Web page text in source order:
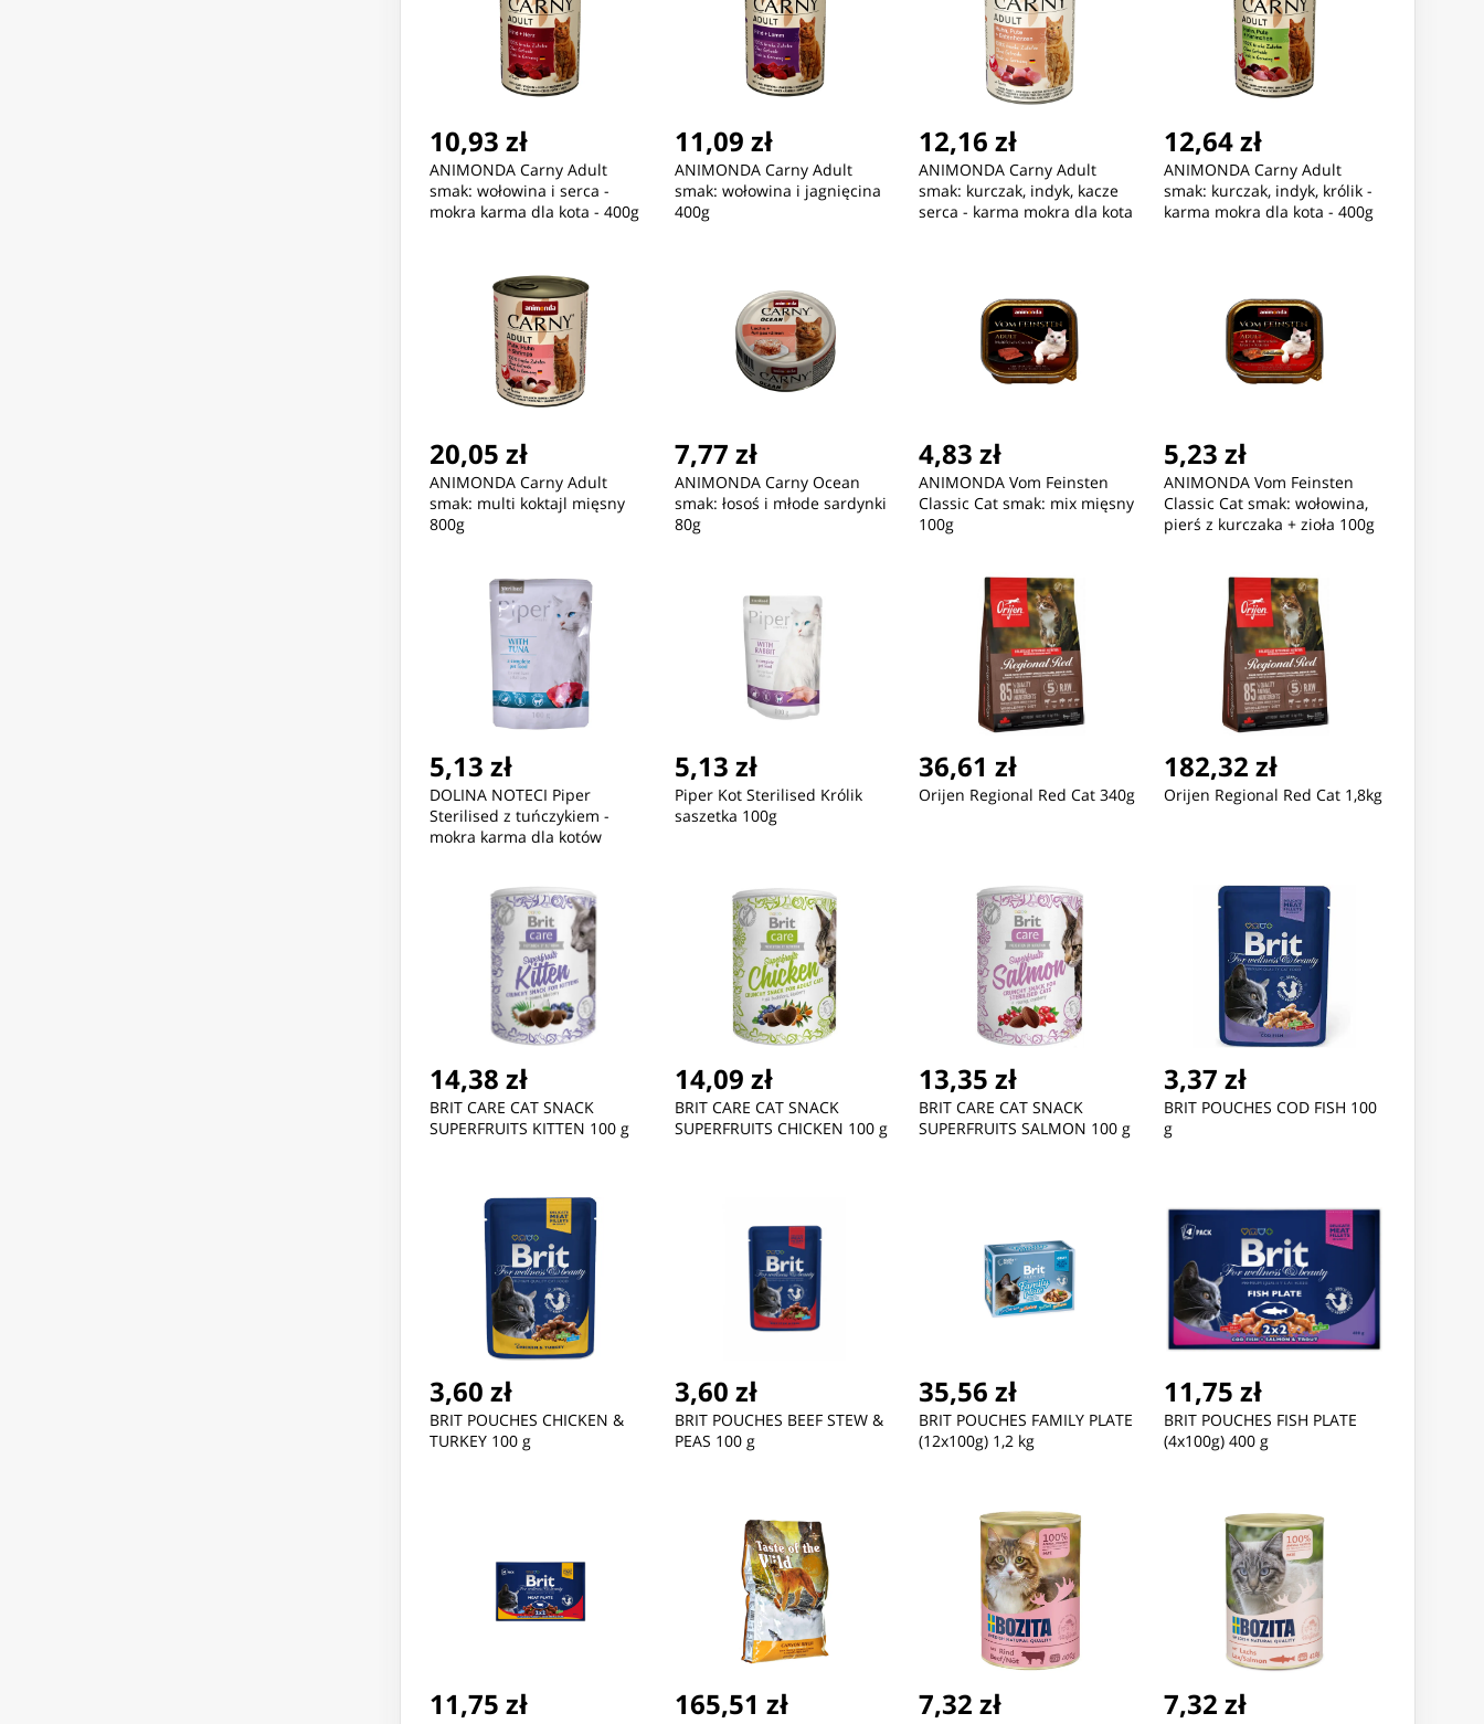
10,93 zł
ANIMONDA Carny Adult
smak: wołowina i serca -
mokra karma dla kota - 400g
11,09 zł
ANIMONDA Carny Adult
smak: wołowina i jagnięcina
400g
12,16 zł
ANIMONDA Carny Adult
smak: kurczak, indyk, kacze
serca - karma mokra dla kota
12,64 zł
ANIMONDA Carny Adult
smak: kurczak, indyk, królik -
karma mokra dla kota - 400g
20,05 zł
ANIMONDA Carny Adult
smak: multi koktajl mięsny
800g
7,77 zł
ANIMONDA Carny Ocean
smak: łosoś i młode sardynki
80g
4,83 zł
ANIMONDA Vom Feinsten
Classic Cat smak: mix mięsny
100g
5,23 zł
ANIMONDA Vom Feinsten
Classic Cat smak: wołowina,
pierś z kurczaka + zioła 100g
5,13 zł
DOLINA NOTECI Piper
Sterilised z tuńczykiem -
mokra karma dla kotów
5,13 zł
Piper Kot Sterilised Królik
saszetka 100g
36,61 zł
Orijen Regional Red Cat 340g
182,32 zł
Orijen Regional Red Cat 1,8kg
14,38 zł
BRIT CARE CAT SNACK
SUPERFRUITS KITTEN 100 g
14,09 zł
BRIT CARE CAT SNACK
SUPERFRUITS CHICKEN 100 g
13,35 zł
BRIT CARE CAT SNACK
SUPERFRUITS SALMON 100 g
3,37 zł
BRIT POUCHES COD FISH 100
g
3,60 zł
BRIT POUCHES CHICKEN &
TURKEY 100 g
3,60 zł
BRIT POUCHES BEEF STEW &
PEAS 100 g
35,56 zł
BRIT POUCHES FAMILY PLATE
(12x100g) 1,2 kg
11,75 zł
BRIT POUCHES FISH PLATE
(4x100g) 400 g
11,75 zł 165,51 zł 7,32 zł 7,32 zł